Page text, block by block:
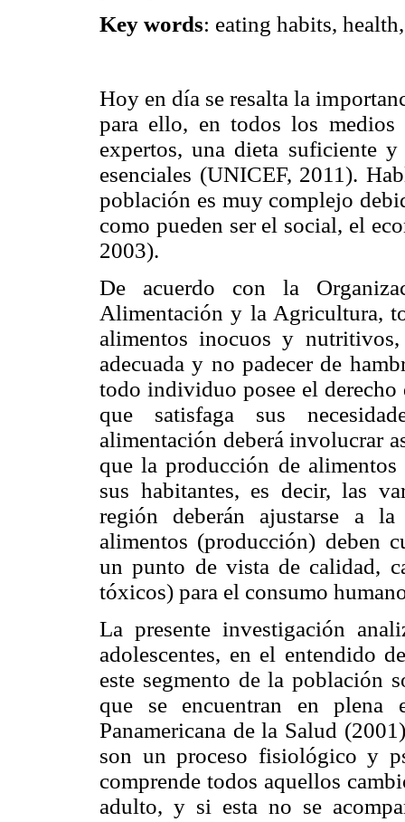
Key words: eating habits,
Hoy en día se resalta la
para ello, en todos los medios
expertos, una dieta suficiente
esenciales (UNICEF, 2011).
población es muy complejo
como pueden ser el social, el
2003).
De acuerdo con la
Alimentación y la Agricultura,
alimentos inocuos y
adecuada y no padecer de
todo individuo posee el
que satisfaga sus
alimentación deberá involucrar
que la producción de alimentos
sus habitantes, es decir, las
región deberán ajustarse a
alimentos (producción) deben
un punto de vista de calidad,
tóxicos) para el consumo
La presente investigación
adolescentes, en el entendido
este segmento de la población
que se encuentran en plena
Panamericana de la Salud
son un proceso fisiológico y
comprende todos aquellos
adulto, y si esta no se